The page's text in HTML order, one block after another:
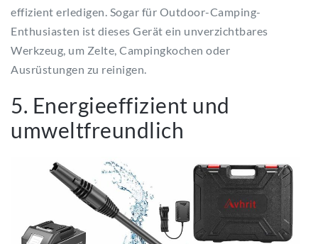
effizient erledigen. Sogar für Outdoor-Camping-
Enthusiasten ist dieses Gerät ein unverzichtbares
Werkzeug, um Zelte, Campingkochen oder
Ausrüstungen zu reinigen.
5. Energieeffizient und
umweltfreundlich